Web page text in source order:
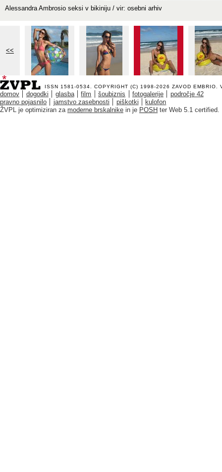
Alessandra Ambrosio seksi v bikiniju / vir: osebni arhiv
<<
ISSN 1581-0534. COPYRIGHT (C) 1998-2026 ZAVOD EMBRIO .
domov dogodki glasba film šoubiznis fotogalerije
področje 42
pravno pojasnilo
jamstvo zasebnosti piškotki
kulofon
ŽVPL je optimiziran za moderne brskalnike in je POSH ter Web 5.1 certified.